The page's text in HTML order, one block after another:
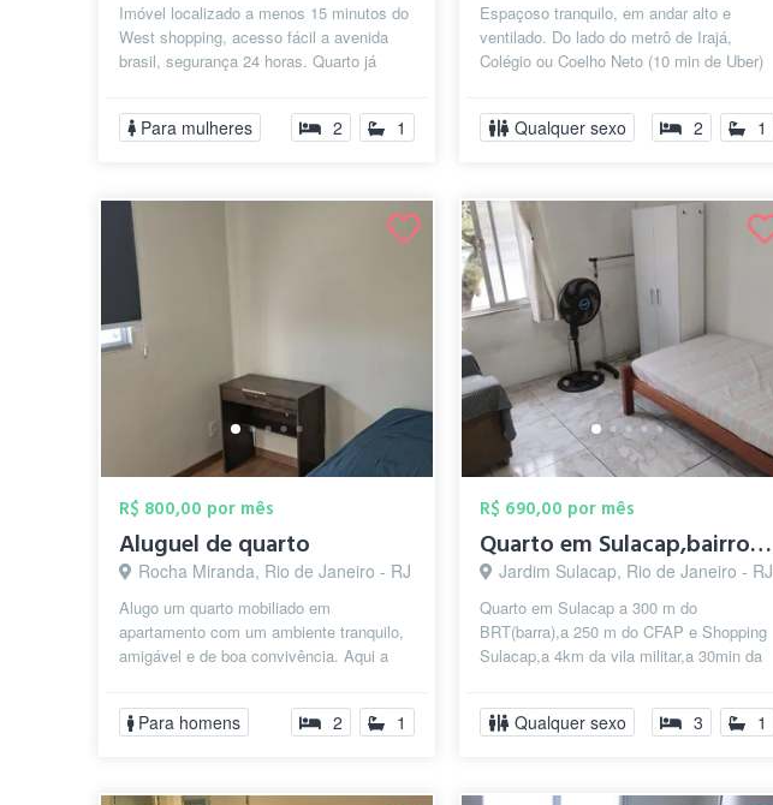
Imóvel localizado a menos 15 minutos do
West shopping, acesso fácil a avenida
brasil, segurança 24 horas. Quarto já
Para mulheres 2 1
Espaçoso tranquilo, em andar alto e
ventilado. Do lado do metrô de Irajá,
Colégio ou Coelho Neto (10 min de Uber)
Qualquer sexo 2 1
R$ 800,00 por mês
Aluguel de quarto
Rocha Miranda, Rio de Janeiro - RJ
Alugo um quarto mobiliado em
apartamento com um ambiente tranquilo,
amigável e de boa convivência. Aqui a
com lib...
Para homens 2 1
R$ 690,00 por mês
Quarto em Sulacap,bairro mais seguro do ...
Jardim Sulacap, Rio de Janeiro - RJ
Quarto em Sulacap a 300 m do
BRT(barra),a 250 m do CFAP e Shopping
Sulacap,a 4km da vila militar,a 30min da
inte...
Qualquer sexo 3 1